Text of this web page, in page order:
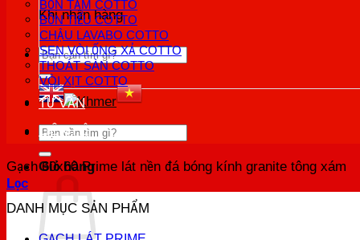
Khi nhận hàng
Tìm
kiếm:
Tìm
kiếm:
Giỏ hàng
BỒN TẮM COTTO
BỒN TIỂU COTTO
CHẬU LAVABO COTTO
SEN VÒI ỐNG XẢ COTTO
THOÁT SÀN COTTO
VÒI XỊT COTTO
TƯ VẤN
LIÊN HỆ
Gạch 60x60 Prime lát nền đá bóng kính granite tông xám
Lọc
DANH MỤC SẢN PHẨM